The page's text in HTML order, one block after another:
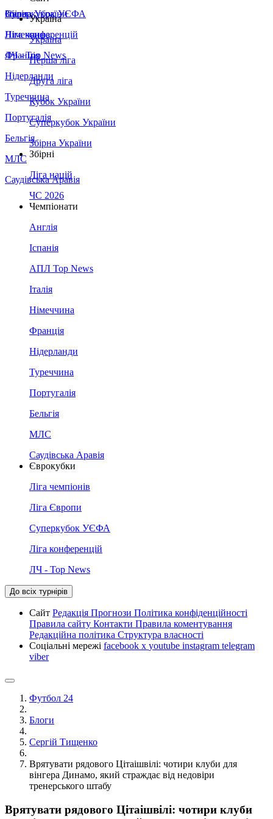
Збірна України
Італія
Німеччина
Франція
Нідерланди
Туреччина
Португалія
Бельгія
МЛС
Саудівська Аравія
Суперкубок УЄФА
Ліга конференцій
ЛЧ - Top News
Україна
Україна
Перша ліга
Друга ліга
Кубок України
Суперкубок України
Збірна України
Збірні
Ліга націй
ЧС 2026
Чемпіонати
Англія
Іспанія
АПЛ Top News
Італія
Німеччина
Франція
Нідерланди
Туреччина
Португалія
Бельгія
МЛС
Саудівська Аравія
Єврокубки
Ліга чемпіонів
Ліга Європи
Суперкубок УЄФА
Ліга конференцій
ЛЧ - Top News
До всіх турнірів
Сайт Редакція Прогнози Політика конфіденційності
Правила сайту Контакти Правила коментування
Редакційна політика Структура власності
Соціальні мережі facebook x youtube instagram telegram
viber
Футбол 24
Блоги
Сергій Тищенко
Врятувати рядового Цітаішвілі: чотири клуби для
вінгера Динамо, який страждає від недовіри
тренерського штабу
Врятувати рядового Цітаішвілі: чотири клуби